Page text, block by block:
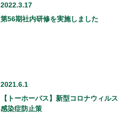
2022.3.17
第56期社内研修を実施しました
2021.6.1
【トーホーバス】新型コロナウィルス
感染症防止策